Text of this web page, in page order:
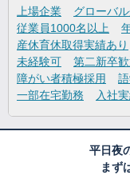
上場企業 グローバ
従業員1000名以上
産休育休取得実績あり
未経験可
第二新卒
障がい者積極採用
一部在宅勤務
入社
平日夜
まず